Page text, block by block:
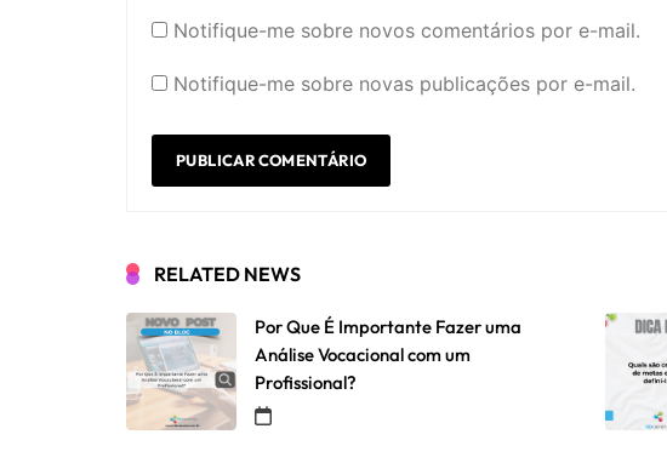
Notifique-me sobre novos comentários por e-mail.
Notifique-me sobre novas publicações por e-mail.
RELATED NEWS
Por Que É Importante Fazer uma
Análise Vocacional com um
Profissional?